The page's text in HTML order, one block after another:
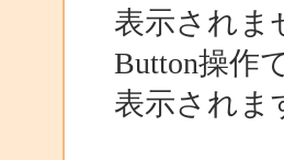
表示されま
Button操作
表示されま